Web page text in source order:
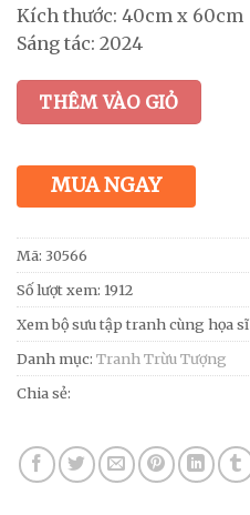
Kích thước: 40cm x 60cm
Sáng tác: 2024
THÊM VÀO GIỎ
MUA NGAY
Mã: 30566
Số lượt xem: 1912
Xem bộ sưu tập tranh cùng họa sĩ
Danh mục: Tranh Trừu Tượng
Chia sẻ: